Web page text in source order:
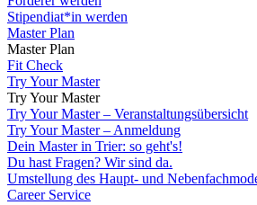
Stipendiat*in werden
Master Plan
Master Plan
Fit Check
Try Your Master
Try Your Master
Try Your Master – Veranstaltungsübersicht
Try Your Master – Anmeldung
Dein Master in Trier: so geht's!
Du hast Fragen? Wir sind da.
Umstellung des Haupt- und
Career Service